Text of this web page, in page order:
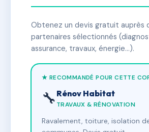
Obtenez un devis gratuit auprès
partenaires sélectionnés
assurance, travaux, énergie…).
★ RECOMMANDÉ POUR CETTE
🔧 Rénov Habitat
TRAVAUX & RÉNOVATION
Ravalement, toiture, isolation